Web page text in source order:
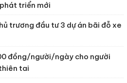
triển mới
trương đầu tư 3 dự án bãi đỗ xe
đồng/người/ngày cho người
tai